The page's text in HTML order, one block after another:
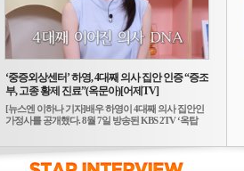
‘중증외상센터’ 하영, 4대째 의사 집안 인증 “증조
부, 고종 황제 진료”(옥문아)[어제TV]
[뉴스엔 이하나 기자]배우 하영이 4대째 의사 집안인
가정사를 공개했다. 8월 7일 방송된 KBS 2TV ‘옥탑